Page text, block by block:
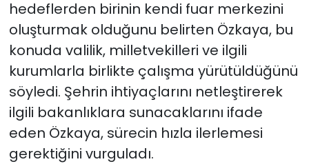
hedeflerden birinin kendi fuar merkezini
oluşturmak olduğunu belirten Özkaya, bu
konuda valilik, milletvekilleri ve ilgili
kurumlarla birlikte çalışma yürütüldüğünü
söyledi. Şehrin ihtiyaçlarını netleştirerek
ilgili bakanlıklara sunacaklarını ifade
eden Özkaya, sürecin hızla ilerlemesi
gerektiğini vurguladı.